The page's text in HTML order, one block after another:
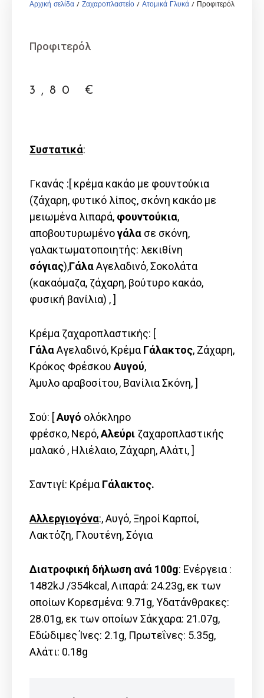
Αρχική σελίδα / Ζαχαροπλαστείο / Ατομικά Γλυκά / Προφιτερόλ
Προφιτερόλ
3,80 €
Συστατικά:
Γκανάς :[ κρέμα κακάο με φουντούκια
(ζάχαρη, φυτικό λίπος, σκόνη κακάο με
μειωμένα λιπαρά, φουντούκια,
αποβουτυρωμένογάλα σε σκόνη,
γαλακτωματοποιητής: λεκιθίνη
σόγιας),ΓάλαΑγελαδινό, Σοκολάτα
(κακαόμαζα, ζάχαρη, βούτυρο κακάο,
φυσική βανίλια) , ]
Κρέμα ζαχαροπλαστικής: [
ΓάλαΑγελαδινό, Kρέμα Γάλακτος, Ζάχαρη,
Κρόκος Φρέσκου Αυγού,
Άμυλο αραβοσίτου, Βανίλια Σκόνη, ]
Σού: [Αυγό ολόκληρο
φρέσκο, Νερό,Αλεύρι ζαχαροπλαστικής
μαλακό , Ηλιέλαιο, Ζάχαρη, Αλάτι, ]
Σαντιγί: Kρέμα Γάλακτος.
Αλλεργιογόνα:, Αυγό, Ξηροί Καρποί,
Λακτόζη, Γλουτένη, Σόγια
Διατροφική δήλωση ανά 100g: Ενέργεια :
1482kJ /354kcal, Λιπαρά: 24.23g, εκ των
οποίων Kορεσμένα: 9.71g, Υδατάνθρακες:
28.01g, εκ των οποίων Σάκχαρα: 21.07g,
Εδώδιμες Ίνες: 2.1g, Πρωτεΐνες: 5.35g,
Αλάτι: 0.18g